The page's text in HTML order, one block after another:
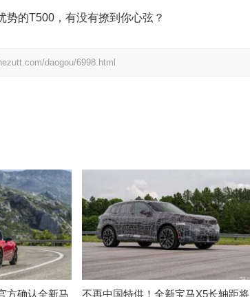
的T500，有没有撩到你心弦？
daogou/6998.html
方确认全新马
不再中国特供！全新宝马X5长轴距将